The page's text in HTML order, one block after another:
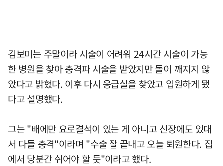
김보미는 주말이라 시술이 어려워 24시간 시술이 가능
한 병원을 찾아 충격파 시술을 받았지만 돌이 깨지지 않
았다고 밝혔다. 이후 다시 응급실을 찾았고 입원하게 됐
다고 설명했다.
그는 "배에만 요로결석이 있는 게 아니고 신장에도 있대
서 다들 충격"이라며 "수술 잘 끝내고 오늘 퇴원한다. 집
에서 당분간 쉬어야 할 듯"이라고 했다.